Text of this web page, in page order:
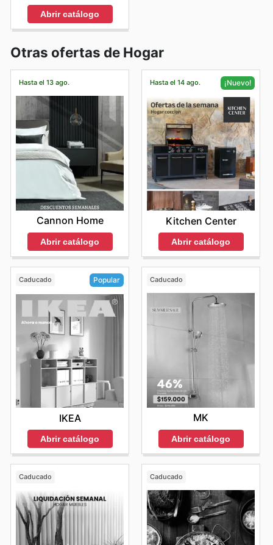
Abrir catálogo
Otras ofertas de Hogar
Hasta el 13 ago.
Cannon Home
Abrir catálogo
Hasta el 14 ago. ¡Nuevo!
Kitchen Center
Abrir catálogo
Caducado Popular
IKEA
Abrir catálogo
Caducado
MK
Abrir catálogo
Caducado Caducado